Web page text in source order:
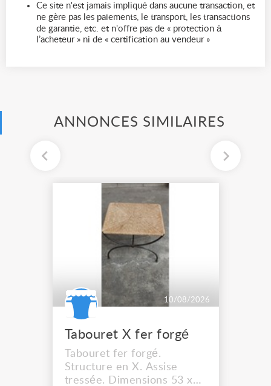
Ce site n'est jamais impliqué dans aucune transaction, et
ne gère pas les paiements, le transport, les transactions
de garantie, etc. et n'offre pas de « protection à
l’acheteur » ni de « certification au vendeur »
ANNONCES SIMILAIRES
10/08/2026
Tabouret X fer forgé
Tabouret fer forgé.
Structure en X. Assise
tressée. Dimensions 53 x